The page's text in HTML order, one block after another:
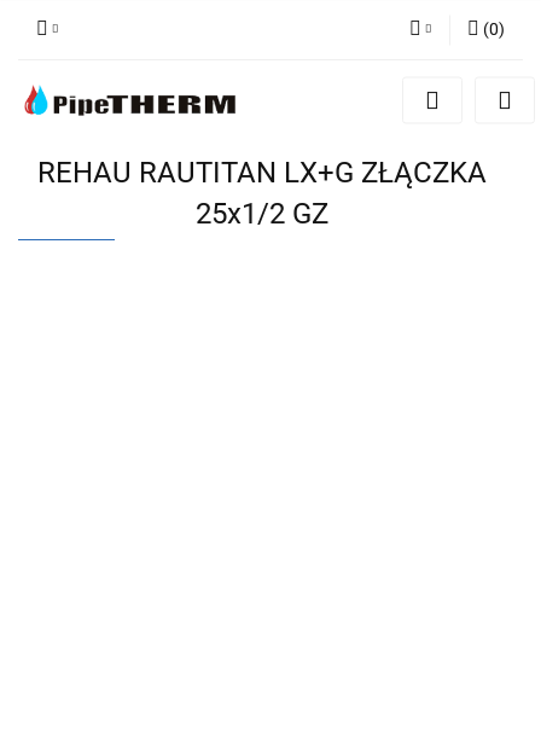
Zaloguj się
Dodaj zgłoszenie
(0)
REHAU RAUTITAN LX+G ZŁĄCZKA
25x1/2 GZ